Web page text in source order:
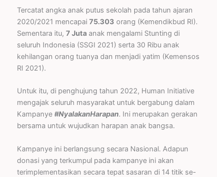
Tercatat angka anak putus sekolah pada tahun ajaran
2020/2021 mencapai 75.303 orang (Kemendikbud RI).
Sementara itu, 7 Jutaanak mengalami Stunting di
seluruh Indonesia (SSGI 2021) serta 30 Ribu anak
kehilangan orang tuanya dan menjadi yatim (Kemensos
RI 2021).
Untuk itu, di penghujung tahun 2022, Human Initiative
mengajak seluruh masyarakat untuk bergabung dalam
Kampanye #NyalakanHarapan. Ini merupakan gerakan
bersama untuk wujudkan harapan anak bangsa.
Kampanye ini berlangsung secara Nasional. Adapun
donasi yang terkumpul pada kampanye ini akan
terimplementasikan secara tepat sasaran di 14 titik se-